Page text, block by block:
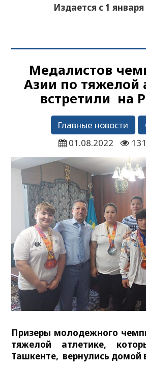
Издается с 1 января
Медалистов
Азии по тяжелой
встретили на
Главные новости
01.08.2022
Призеры молодежного
тяжелой атлетике,
Ташкенте, вернулись домой